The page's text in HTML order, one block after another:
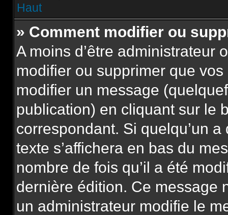
Haut
» Comment modifier ou
A moins d’être administrateur
modifier ou supprimer que
modifier un message
publication) en cliquant sur le
correspondant. Si quelqu’un
texte s’affichera en bas du
nombre de fois qu’il a été
dernière édition. Ce message
un administrateur modifie le